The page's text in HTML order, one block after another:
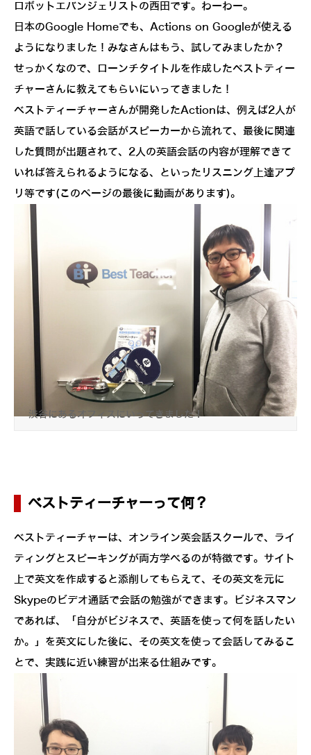
ロボットエバンジェリストの西田です。わーわー。
日本のGoogle Homeでも、Actions on Googleが使える
ようになりました！みなさんはもう、試してみましたか？
せっかくなので、ローンチタイトルを作成したベストティー
チャーさんに教えてもらいにいってきました！
ベストティーチャーさんが開発したActionは、例えば2人が
英語で話している会話がスピーカーから流れて、最後に関連
した質問が出題されて、2人の英語会話の内容が理解できて
いれば答えられるようになる、といったリスニング上達アプ
リ等です(このページの最後に動画があります)。
渋谷にあるオフィスにいってきました！
ベストティーチャーって何？
ベストティーチャーは、オンライン英会話スクールで、ライ
ティングとスピーキングが両方学べるのが特徴です。サイト
上で英文を作成すると添削してもらえて、その英文を元に
Skypeのビデオ通話で会話の勉強ができます。ビジネスマン
であれば、「自分がビジネスで、英語を使って何を話したい
か。」を英文にした後に、その英文を使って会話してみるこ
とで、実践に近い練習が出来る仕組みです。